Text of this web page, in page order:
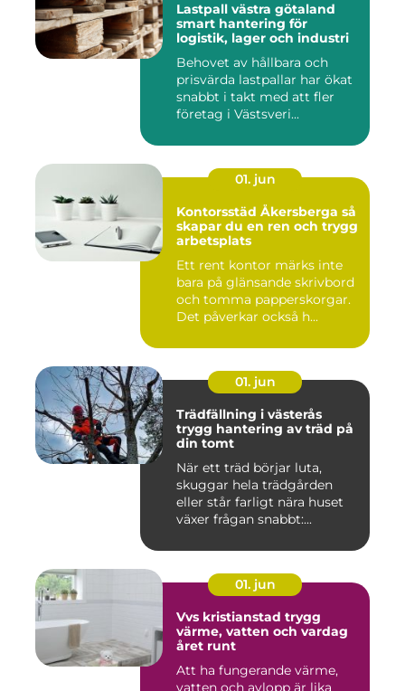
Lastpall västra götaland
smart hantering för
logistik, lager och industri
Behovet av hållbara och
prisvärda lastpallar har ökat
snabbt i takt med att fler
företag i Västsveri...
01. jun
Kontorsstäd Åkersberga så
skapar du en ren och trygg
arbetsplats
Ett rent kontor märks inte
bara på glänsande skrivbord
och tomma papperskorgar.
Det påverkar också h...
01. jun
Trädfällning i västerås
trygg hantering av träd på
din tomt
När ett träd börjar luta,
skuggar hela trädgården
eller står farligt nära huset
växer frågan snabbt:...
01. jun
Vvs kristianstad trygg
värme, vatten och vardag
året runt
Att ha fungerande värme,
vatten och avlopp är lika